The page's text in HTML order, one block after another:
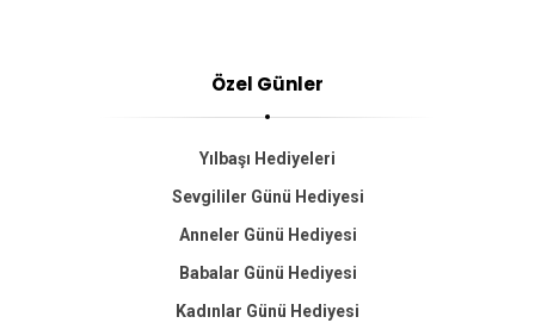
Özel Günler
Yılbaşı Hediyeleri
Sevgililer Günü Hediyesi
Anneler Günü Hediyesi
Babalar Günü Hediyesi
Kadınlar Günü Hediyesi